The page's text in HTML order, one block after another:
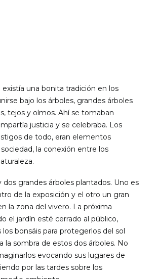
una bonita tradición en los
bajo los árboles, grandes árboles
tejos y olmos. Ahí se tomaban
justicia y se celebraba. Los
de todo, eran elementos
la conexión entre los
dos grandes árboles plantados. Uno es
de la exposición y el otro un gran
la zona del vivero. La próxima
el jardín esté cerrado al público,
bonsáis para protegerlos del sol
la sombra de estos dos árboles. No
evocando sus lugares de
por las tardes sobre los